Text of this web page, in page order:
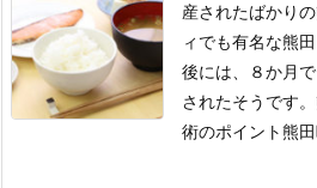
産されたばかり
ィでも有名な熊
後には、８か月
されたそうです。
術のポイント熊